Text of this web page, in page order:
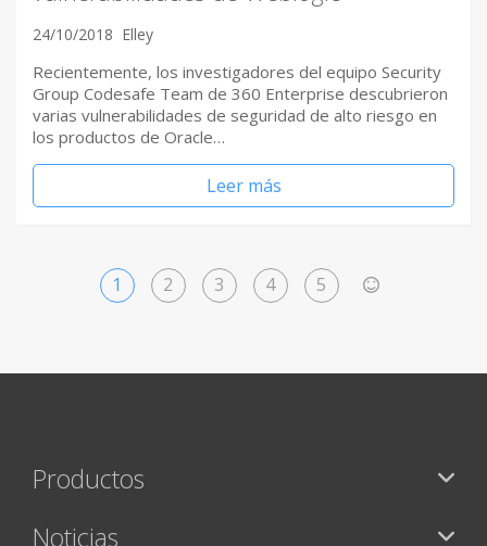
24/10/2018 Elley
Recientemente, los investigadores del equipo Security
Group Codesafe Team de 360 Enterprise descubrieron
varias vulnerabilidades de seguridad de alto riesgo en
los productos de Oracle…
Leer más
1 2 3 4 5
Productos
Noticias